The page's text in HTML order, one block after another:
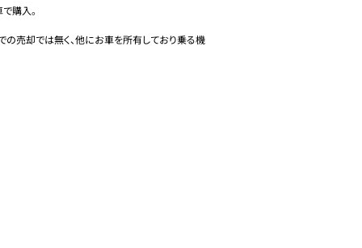
購入。
売却では無く、他にお車を所有しており乗る機